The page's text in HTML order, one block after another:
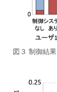
図３ 制御結